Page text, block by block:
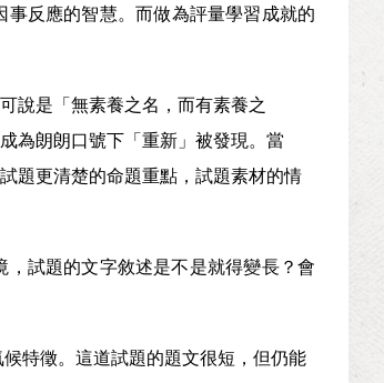
反應的智慧。而做為評量學習成就的
說是「無素養之名，而有素養之
為朗朗口號下「重新」被發現。當
題更清楚的命題重點，試題素材的情
試題的文字敘述是不是就得變長？會
特徵。這道試題的題文很短，但仍能